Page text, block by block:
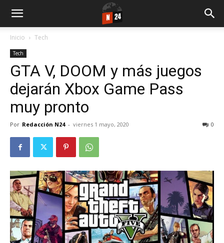
Inicio Tech
Tech
GTA V, DOOM y más juegos
dejarán Xbox Game Pass
muy pronto
Por Redacción N24 - viernes 1 mayo, 2020 0